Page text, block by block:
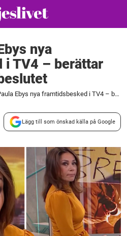
nya
i TV4 – berättar
Tilde de Paula Ebys nya framtidsbesked i TV4 – berättar om avgörande beslutet
Lägg till som önskad källa på Google